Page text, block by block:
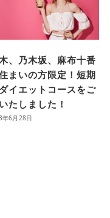
、乃木坂、麻布十番
まいの方限定！短期
イエットコースをご
たしました！
年6月28日